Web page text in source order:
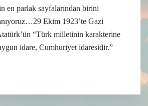
en parlak sayfalarından birini
Ekim 1923’te Gazi
“Türk milletinin karakterine
idare, Cumhuriyet idaresidir.”